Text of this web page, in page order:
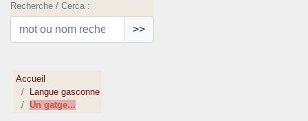
Recherche / Cerca :
>>
Accueil
Langue gasconne
Un gatge...